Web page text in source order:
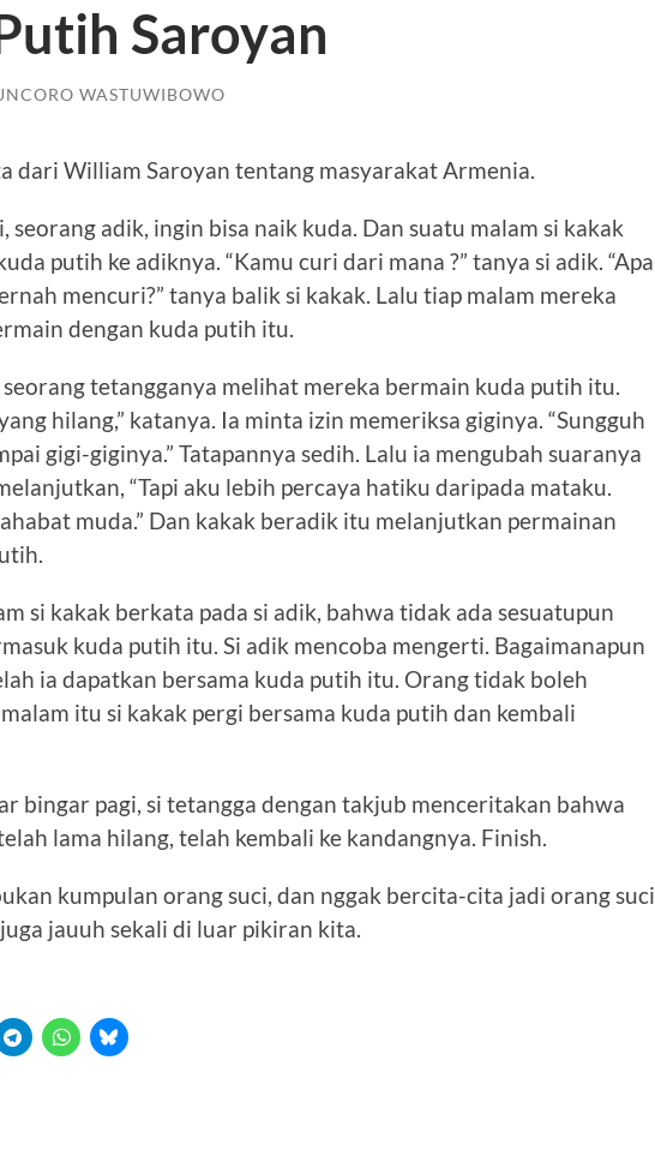
Saroyan
WASTUWIBOWO
dari William Saroyan tentang masyarakat Armenia.
seorang adik, ingin bisa naik kuda. Dan suatu malam si kakak
putih ke adiknya. “Kamu curi dari mana ?” tanya si adik. “Apa
mencuri?” tanya balik si kakak. Lalu tiap malam mereka
dengan kuda putih itu.
seorang tetangganya melihat mereka bermain kuda putih itu.
hilang,” katanya. Ia minta izin memeriksa giginya. “Sungguh
gigi-giginya.” Tatapannya sedih. Lalu ia mengubah suaranya
“Tapi aku lebih percaya hatiku daripada mataku.
muda.” Dan kakak beradik itu melanjutkan permainan
si kakak berkata pada si adik, bahwa tidak ada sesuatupun
kuda putih itu. Si adik mencoba mengerti. Bagaimanapun
ia dapatkan bersama kuda putih itu. Orang tidak boleh
itu si kakak pergi bersama kuda putih dan kembali
bingar pagi, si tetangga dengan takjub menceritakan bahwa
lama hilang, telah kembali ke kandangnya. Finish.
kumpulan orang suci, dan nggak bercita-cita jadi orang suci.
jauuh sekali di luar pikiran kita.